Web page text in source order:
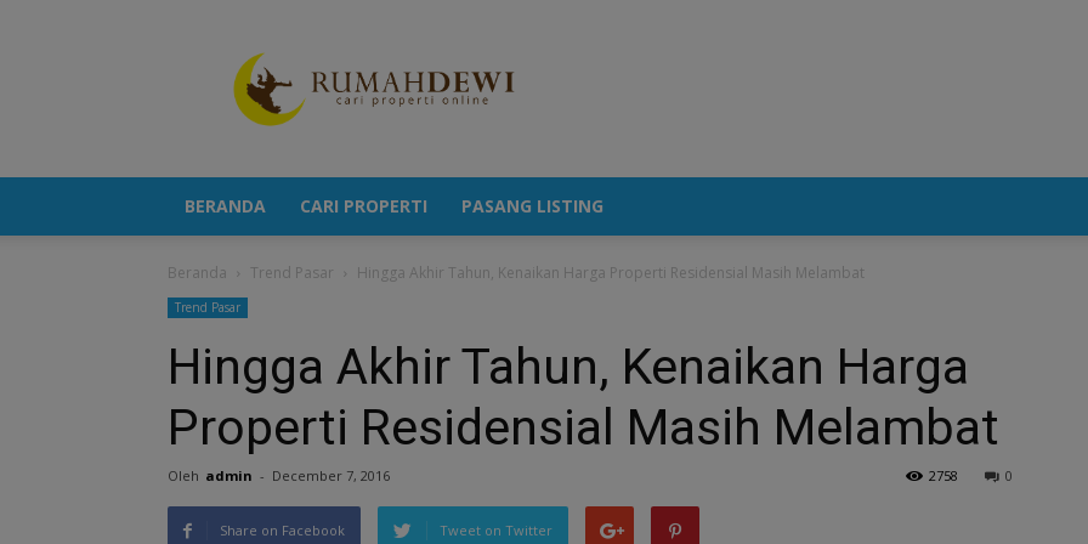
Berita
Properti
Terkini
BERANDA CARI PROPERTI PASANG LISTING
Beranda Trend Pasar Hingga Akhir Tahun, Kenaikan Harga Properti Residensial Masih Melambat
Trend Pasar
Hingga Akhir Tahun, Kenaikan Harga
Properti Residensial Masih Melambat
Oleh admin - December 7, 2016 0
2758
Share on Facebook Tweet on Twitter